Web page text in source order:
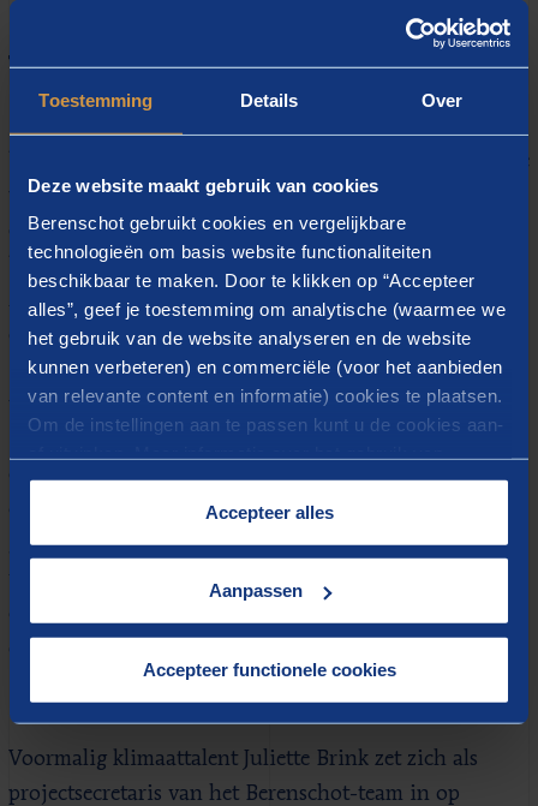
Toestemming Details Over
Deze website maakt gebruik van cookies
Berenschot gebruikt cookies en vergelijkbare
technologieën om basis website functionaliteiten
beschikbaar te maken. Door te klikken op “Accepteer
alles”, geef je toestemming om analytische (waarmee we
het gebruik van de website analyseren en de website
kunnen verbeteren) en commerciële (voor het aanbieden
van relevante content en informatie) cookies te plaatsen.
Om de instellingen aan te passen kunt u de cookies aan-
cookies op onze website treft u in onze
Accepteer alles
Aanpassen
Accepteer functionele cookies
Tien themagroepen
behaald door de uitstoot van fijnstof en stikstofdioxide
te verminderen. Deze uitstoot wordt veroorzaakt door
onder andere mobiliteit, landbouw, industrie,
binnenvaart en houtstook. In het Schone Lucht
Akkoord wordt deze materie in tien themagroepen
onder de aandacht gebracht, waar deelnemers
(decentrale overheden) betrokken worden, kennis
uitwisselen en gestimuleerd worden tot het nemen van
(aanvullende) maatregelen. Sinds januari 2022
ondersteunen Berenschot enBerenschot Klimaattalent
de uitvoering van het Schone Lucht Akkoord. Hierbij
gaat het om programmabrede ondersteuning in de
vorm van bijvoorbeeld een jaarplan, een strategisch
Blijvende aandacht
Voormalig klimaattalent Juliette Brink zet zich als
projectsecretaris van het Berenschot-team in op